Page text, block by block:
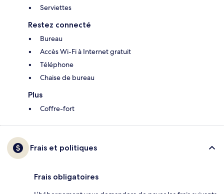
Serviettes
Restez connecté
Bureau
Accès Wi-Fi à Internet gratuit
Téléphone
Chaise de bureau
Plus
Coffre-fort
Frais et politiques
Frais obligatoires